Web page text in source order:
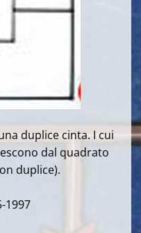
duplice cinta. I cui
dal quadrato
duplice).
1997